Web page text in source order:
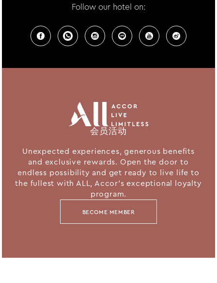
Follow our hotel on:
会员活动
Unexpected experiences, generous benefits
and exclusive rewards. Open the door to
endless possibility and get ready to live life to
the fullest with ALL, Accor's exceptional loyalty
program.
BECOME MEMBER